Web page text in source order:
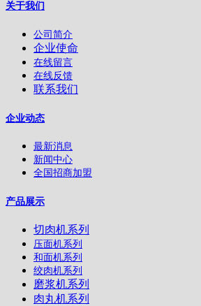
关于我们
公司简介
企业使命
在线留言
在线反馈
联系我们
企业动态
最新消息
新闻中心
全国招商加盟
产品展示
切肉机系列
压面机系列
和面机系列
绞肉机系列
磨浆机系列
肉丸机系列